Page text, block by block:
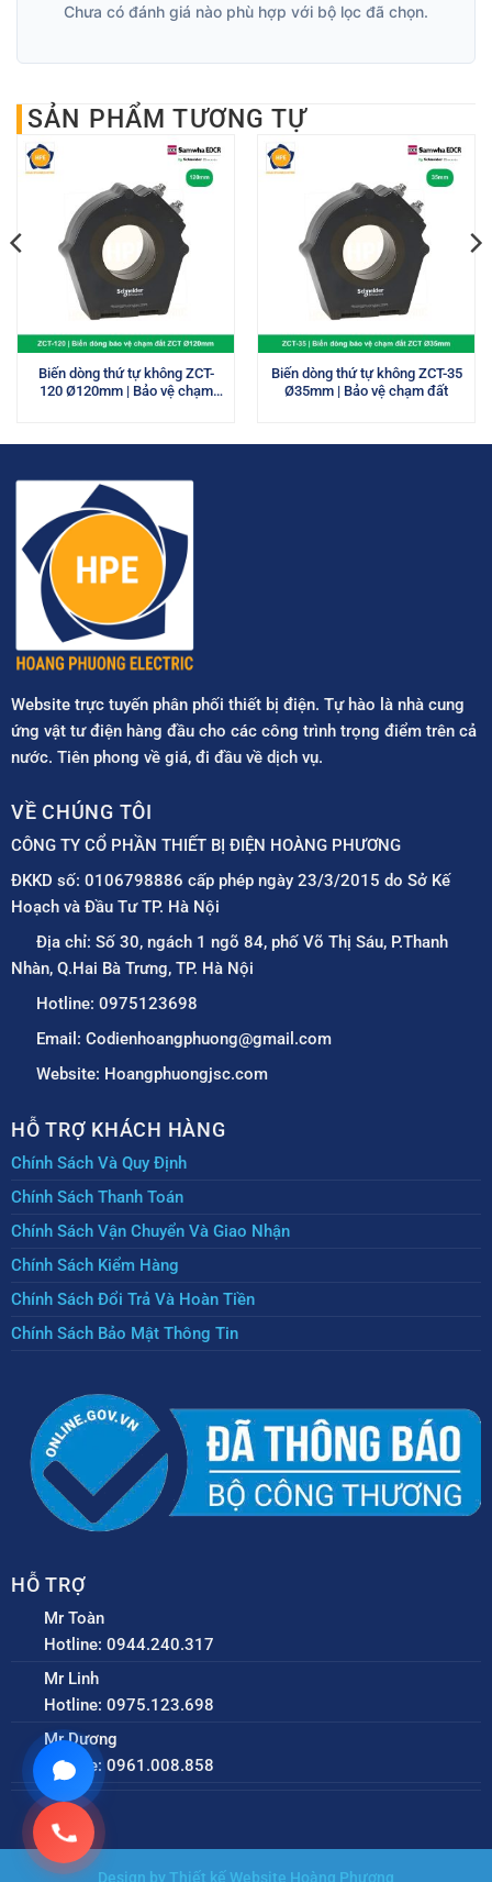
Chưa có đánh giá nào phù hợp với bộ lọc đã chọn.
SẢN PHẨM TƯƠNG TỰ
Biến dòng thứ tự không ZCT-
120 Ø120mm | Bảo vệ chạm
Biến dòng thứ tự không ZCT-35
Ø35mm | Bảo vệ chạm đất
Website trực tuyến phân phối thiết bị điện. Tự hào là nhà cung
ứng vật tư điện hàng đầu cho các công trình trọng điểm trên cả
nước. Tiên phong về giá, đi đầu về dịch vụ.
VỀ CHÚNG TÔI
CÔNG TY CỔ PHẦN THIẾT BỊ ĐIỆN HOÀNG PHƯƠNG
ĐKKD số: 0106798886 cấp phép ngày 23/3/2015 do Sở Kế
Hoạch và Đầu Tư TP. Hà Nội
Địa chỉ: Số 30, ngách 1 ngõ 84, phố Võ Thị Sáu, P.Thanh
Nhàn, Q.Hai Bà Trưng, TP. Hà Nội
Hotline: 0975123698
Email: Codienhoangphuong@gmail.com
Website: Hoangphuongjsc.com
HỖ TRỢ KHÁCH HÀNG
Chính Sách Và Quy Định
Chính Sách Thanh Toán
Chính Sách Vận Chuyển Và Giao Nhận
Chính Sách Kiểm Hàng
Chính Sách Đổi Trả Và Hoàn Tiền
Chính Sách Bảo Mật Thông Tin
HỖ TRỢ
Mr Toàn
Hotline: 0944.240.317
Mr Linh
Hotline: 0975.123.698
Mr Dương
Hotline: 0961.008.858
Design by Thiết kế Website Hoàng Phương